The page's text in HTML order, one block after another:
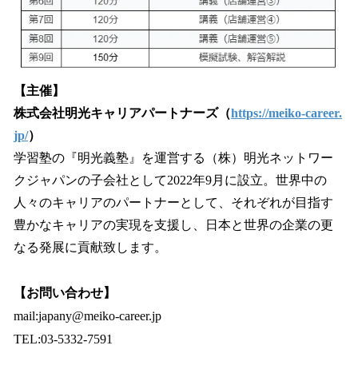
【主催】
株式会社明光キャリアパートナーズ（https://meiko-career.
jp/）
学習塾の『明光義塾』を運営する（株）明光ネットワー
クジャパンの子会社として2022年9月に設立。世界中の
人々のキャリアのパートナーとして、それぞれが目指す
豊かなキャリアの実現を支援し、日本と世界の企業の更
なる発展に貢献致します。
【お問い合わせ】
mail:japany@meiko-career.jp
TEL:03-5332-7591